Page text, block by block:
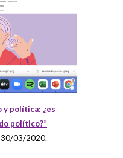
y política: ¿es
político?”
30/03/2020.